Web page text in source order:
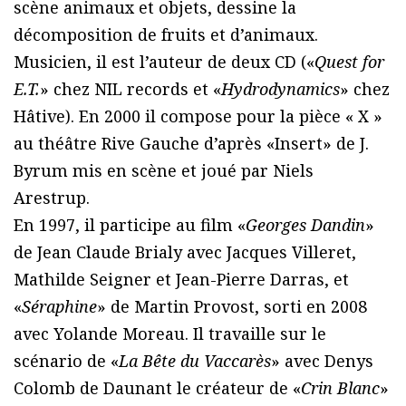
scène animaux et objets, dessine la
décomposition de fruits et d’animaux.
Musicien, il est l’auteur de deux CD («Quest for
E.T.» chez NIL records et «Hydrodynamics» chez
Hâtive). En 2000 il compose pour la pièce « X »
au théâtre Rive Gauche d’après «Insert» de J.
Byrum mis en scène et joué par Niels
Arestrup.
En 1997, il participe au film «Georges Dandin»
de Jean Claude Brialy avec Jacques Villeret,
Mathilde Seigner et Jean-Pierre Darras, et
«Séraphine» de Martin Provost, sorti en 2008
avec Yolande Moreau. Il travaille sur le
scénario de «La Bête du Vaccarès» avec Denys
Colomb de Daunant le créateur de «Crin Blanc»